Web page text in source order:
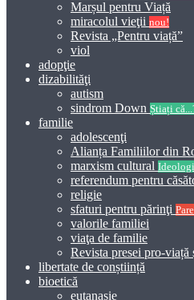
Marșul pentru Viață
miracolul vieţii nou!
Revista „Pentru viață”
viol
adopţie
dizabilităţi
autism
sindrom Down Știați
familie
adolescenţi
Alianța Familiilor din
marxism cultural
referendum pentru
religie
sfaturi pentru părinţi
valorile familiei
viaţa de familie
Revista presei pro-
libertate de conștiință
bioetică
eutanasie